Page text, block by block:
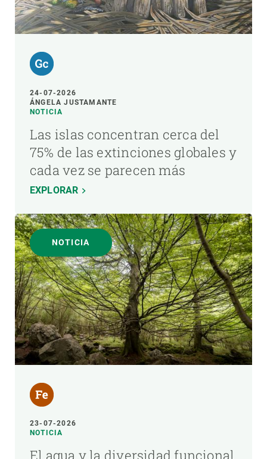
24-07-2026
ÁNGELA JUSTAMANTE
NOTICIA
Las islas concentran cerca del
75% de las extinciones globales y
cada vez se parecen más
EXPLORAR
NOTICIA
23-07-2026
NOTICIA
El agua y la diversidad funcional